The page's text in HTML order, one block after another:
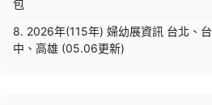
包
8. 2026年(115年) 婦幼展資訊 台北、台
中、高雄 (05.06更新)